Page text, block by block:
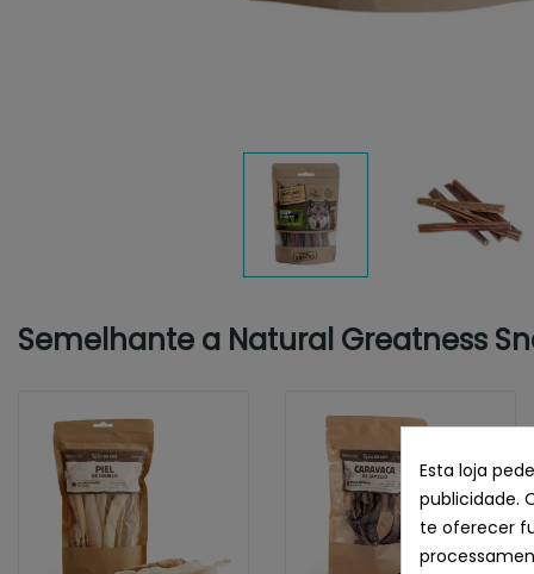
Semelhante a Natural Greatness
Esta loja
publicidade.
te oferecer